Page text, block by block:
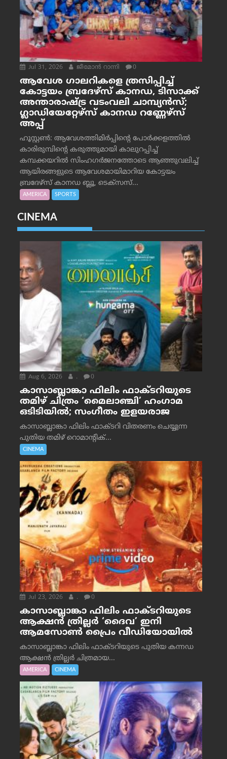
Jul 31, 2026 ജീമോന്‍ റാന്നി 0
ആവേശ ഗാലറികളെ ത്രസിപ്പിച്ച്
കോട്ടയം ബ്രദേഴ്‌സ് കാനഡ, ടിസാക്ക്
അന്താരാഷ്ട്ര വടംവലി ചാമ്പ്യന്‍സ്;
ഗ്ലാഡിയേറ്റേഴ്‌സ് കാനഡ റണ്ണേഴ്‌സ്
അപ്പ്
ഹൂസ്റ്റണ്‍: ആവേശത്തിമിര്‍പ്പിന്റെ പോര്‍ക്കളത്തില്‍
കാരിരുമ്പിന്റെ കരുത്തുമായി കാലുറപ്പിച്ച്
കമ്പക്കയറില്‍ സിംഹഗര്‍ജനത്തോടെ ആഞ്ഞുവലിച്ച്
ആയിരങ്ങളുടെ ആവേശമായിമാറിയ കോട്ടയം
ബ്രദേഴ്‌സ് കാനഡ ബ്ലൂ, ടെക്‌സസ്...
AMERICA SPORTS
CINEMA
Aug 6, 2026 . 0
കാസാബ്ലാങ്കാ ഫിലിം ഫാക്ടറിയുടെ
തമിഴ് ചിത്രം ‘മൈലാഞ്ചി’ ഹംഗാമ
ഒടിടിയിൽ; സംഗീതം ഇളയരാജ
കാസാബ്ലാങ്കാ ഫിലിം ഫാക്ടറി വിതരണം ചെയ്യുന്ന
പുതിയ തമിഴ് റൊമാന്റിക്...
CINEMA
Jul 23, 2026 . 0
കാസാബ്ലാങ്കാ ഫിലിം ഫാക്ടറിയുടെ
ആക്ഷൻ ത്രില്ലർ ‘ദൈവ’ ഇനി
ആമസോൺ പ്രൈം വീഡിയോയിൽ
കാസാബ്ലാങ്കാ ഫിലിം ഫാക്ടറിയുടെ പുതിയ കന്നഡ
ആക്ഷൻ ത്രില്ലർ ചിത്രമായ...
AMERICA CINEMA